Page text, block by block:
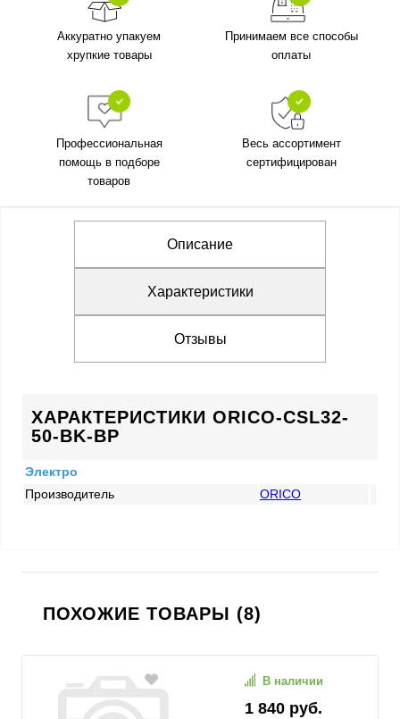
Аккуратно упакуем
хрупкие товары
Принимаем все способы
оплаты
Профессиональная
помощь в подборе
товаров
Весь ассортимент
сертифицирован
Описание
Характеристики
Отзывы
ХАРАКТЕРИСТИКИ ORICO-CSL32-
50-BK-BP
Электро
Производитель
ORICO
ПОХОЖИЕ ТОВАРЫ (8)
1 840 руб.
В наличии